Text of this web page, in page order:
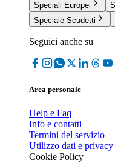
Speciali Europei
Speciale Scudetti
Seguici anche su
Area personale
Help e Faq
Info e contatti
Termini del servizio
Utilizzo dati e privacy
Cookie Policy